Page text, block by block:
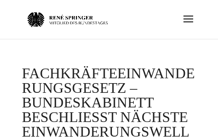
FACHKRÄFTEEINWANDE
RUNGSGESETZ –
BUNDESKABINETT
BESCHLIESST NÄCHSTE E
INWANDERUNGSWELLE